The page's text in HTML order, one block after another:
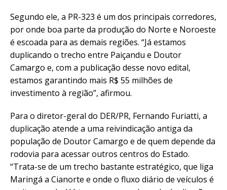
Segundo ele, a PR-323 é um dos principais corredores,
por onde boa parte da produção do Norte e Noroeste
é escoada para as demais regiões. “Já estamos
duplicando o trecho entre Paiçandu e Doutor
Camargo e, com a publicação desse novo edital,
estamos garantindo mais R$ 55 milhões de
investimento à região”, afirmou.
Para o diretor-geral do DER/PR, Fernando Furiatti, a
duplicação atende a uma reivindicação antiga da
população de Doutor Camargo e de quem depende da
rodovia para acessar outros centros do Estado.
“Trata-se de um trecho bastante estratégico, que liga
Maringá a Cianorte e onde o fluxo diário de veículos é